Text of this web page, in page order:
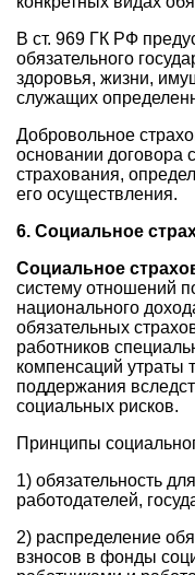
В ст. 969 ГК РФ
обязательного
здоровья, жизни,
служащих
Добровольное
основании договора
страхования,
его осуществления.
6. Социальное
Социальное
систему отношений
национального
обязательных
работников
компенсаций утраты
поддержания
социальных рисков.
Принципы
1) обязательность
работодателей,
2) распределение
взносов в фонды